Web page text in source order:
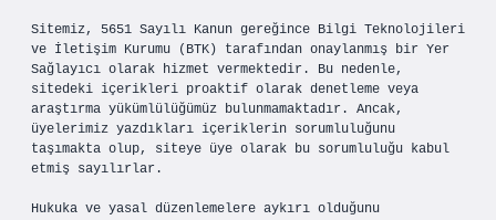
Sitemiz, 5651 Sayılı Kanun gereğince Bilgi Teknolojileri
ve İletişim Kurumu (BTK) tarafından onaylanmış bir Yer
Sağlayıcı olarak hizmet vermektedir. Bu nedenle,
sitedeki içerikleri proaktif olarak denetleme veya
araştırma yükümlülüğümüz bulunmamaktadır. Ancak,
üyelerimiz yazdıkları içeriklerin sorumluluğunu
taşımakta olup, siteye üye olarak bu sorumluluğu kabul
etmiş sayılırlar.
Hukuka ve yasal düzenlemelere aykırı olduğunu